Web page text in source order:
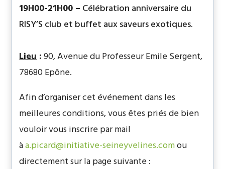
19H00-21H00 – Célébration anniversaire du
RISY’S club et buffet aux saveurs exotiques.
Lieu:90, Avenue du Professeur Emile Sergent,
78680 Epône.
Afin d’organiser cet événement dans les
meilleures conditions, vous êtes priés de bien
vouloir vous inscrire par mail
àa.picard@initiative-seineyvelines.comou
directement sur la page suivante :